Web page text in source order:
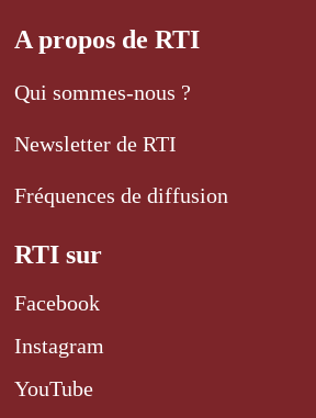
A propos de RTI
Qui sommes-nous ?
Newsletter de RTI
Fréquences de diffusion
RTI sur
Facebook
Instagram
YouTube